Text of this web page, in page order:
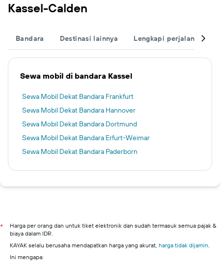
Kassel-Calden
Bandara Destinasi lainnya Lengkapi perjalanan
Sewa mobil di bandara Kassel
Sewa Mobil Dekat Bandara Frankfurt
Sewa Mobil Dekat Bandara Hannover
Sewa Mobil Dekat Bandara Dortmund
Sewa Mobil Dekat Bandara Erfurt-Weimar
Sewa Mobil Dekat Bandara Paderborn
*
Harga per orang dan untuk tiket elektronik dan sudah termasuk semua pajak &
biaya dalam IDR.
KAYAK selalu berusaha mendapatkan harga yang akurat, harga tidak dijamin.
Ini mengapa: